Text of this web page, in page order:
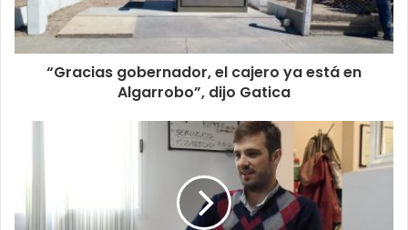
“Gracias gobernador, el cajero ya está en
Algarrobo”, dijo Gatica